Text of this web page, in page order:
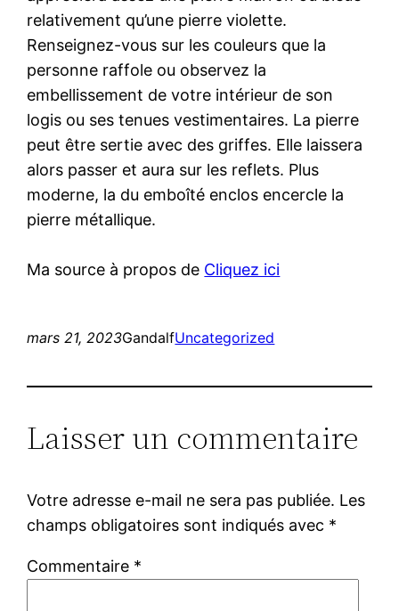
relativement qu’une pierre violette.
Renseignez-vous sur les couleurs que la
personne raffole ou observez la
embellissement de votre intérieur de son
logis ou ses tenues vestimentaires. La pierre
peut être sertie avec des griffes. Elle laissera
alors passer et aura sur les reflets. Plus
moderne, la du emboîté enclos encercle la
pierre métallique.
Ma source à propos de Cliquez ici
mars 21, 2023GandalfUncategorized
Laisser un commentaire
Votre adresse e-mail ne sera pas publiée. Les
champs obligatoires sont indiqués avec *
Commentaire *